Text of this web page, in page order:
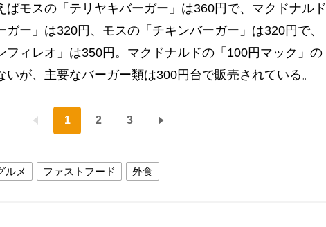
ばモスの「テリヤキバーガー」は360円で、マクドナルド
ー」は320円、モスの「チキンバーガー」は320円で、
フィレオ」は350円。マクドナルドの「100円マック」の
いが、主要なバーガー類は300円台で販売されている。
1 2 3
ルメ ファストフード 外食